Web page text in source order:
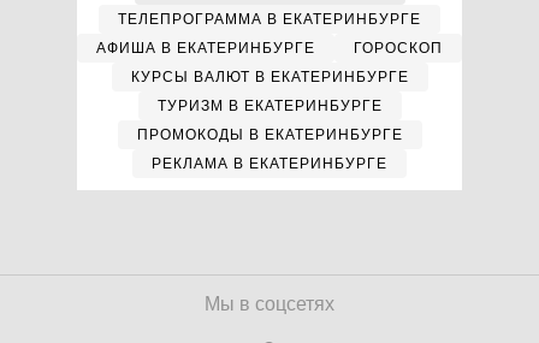
ТЕЛЕПРОГРАММА В ЕКАТЕРИНБУРГЕ
АФИША В ЕКАТЕРИНБУРГЕ
ГОРОСКОП
КУРСЫ ВАЛЮТ В ЕКАТЕРИНБУРГЕ
ТУРИЗМ В ЕКАТЕРИНБУРГЕ
ПРОМОКОДЫ В ЕКАТЕРИНБУРГЕ
РЕКЛАМА В ЕКАТЕРИНБУРГЕ
Мы в соцсетях